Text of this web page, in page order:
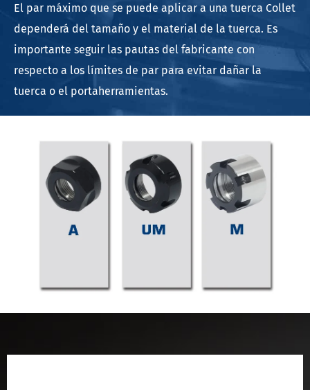
El par máximo que se puede aplicar a una tuerca Collet
dependerá del tamaño y el material de la tuerca. Es
importante seguir las pautas del fabricante con
respecto a los límites de par para evitar dañar la
tuerca o el portaherramientas.